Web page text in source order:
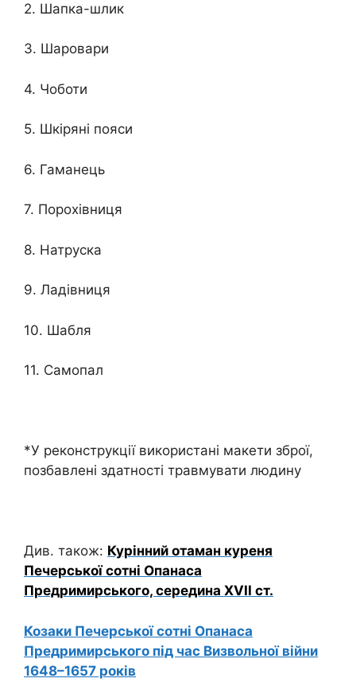
2. Шапка-шлик
3. Шаровари
4. Чоботи
5. Шкіряні пояси
6. Гаманець
7. Порохівниця
8. Натруска
9. Ладівниця
10. Шабля
11. Самопал
*У реконструкції використані макети зброї,
позбавлені здатності травмувати людину
Див. також: Курінний отаман куреня
Печерської сотні Опанаса
Предримирського, середина XVII ст.
Козаки Печерської сотні Опанаса
Предримирського під час Визвольної війни
1648–1657 років